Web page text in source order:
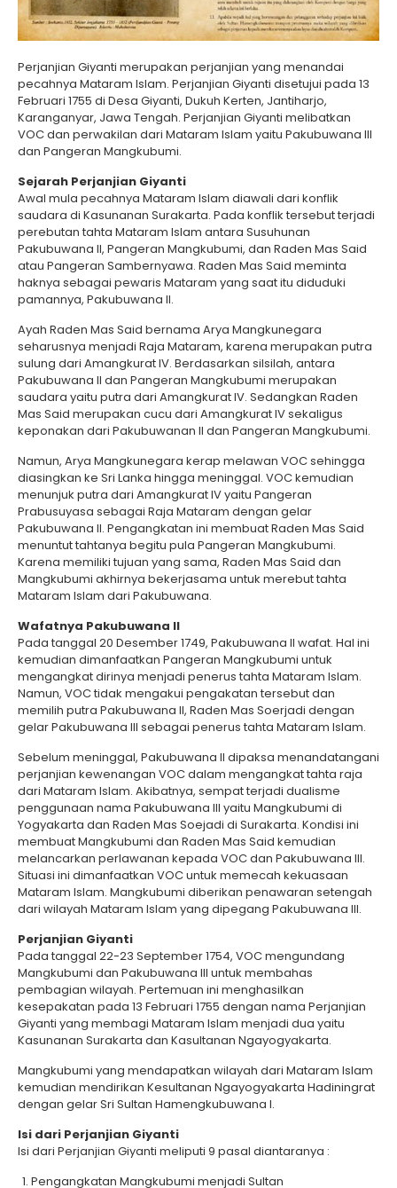
Perjanjian Giyanti merupakan perjanjian yang menandai
pecahnya Mataram Islam. Perjanjian Giyanti disetujui pada 13
Februari 1755 di Desa Giyanti, Dukuh Kerten, Jantiharjo,
Karanganyar, Jawa Tengah. Perjanjian Giyanti melibatkan
VOC dan perwakilan dari Mataram Islam yaitu Pakubuwana III
dan Pangeran Mangkubumi.
Sejarah Perjanjian Giyanti
Awal mula pecahnya Mataram Islam diawali dari konflik
saudara di Kasunanan Surakarta. Pada konflik tersebut terjadi
perebutan tahta Mataram Islam antara Susuhunan
Pakubuwana II, Pangeran Mangkubumi, dan Raden Mas Said
atau Pangeran Sambernyawa. Raden Mas Said meminta
haknya sebagai pewaris Mataram yang saat itu diduduki
pamannya, Pakubuwana II.
Ayah Raden Mas Said bernama Arya Mangkunegara
seharusnya menjadi Raja Mataram, karena merupakan putra
sulung dari Amangkurat IV. Berdasarkan silsilah, antara
Pakubuwana II dan Pangeran Mangkubumi merupakan
saudara yaitu putra dari Amangkurat IV. Sedangkan Raden
Mas Said merupakan cucu dari Amangkurat IV sekaligus
keponakan dari Pakubuwanan II dan Pangeran Mangkubumi.
Namun, Arya Mangkunegara kerap melawan VOC sehingga
diasingkan ke Sri Lanka hingga meninggal. VOC kemudian
menunjuk putra dari Amangkurat IV yaitu Pangeran
Prabusuyasa sebagai Raja Mataram dengan gelar
Pakubuwana II. Pengangkatan ini membuat Raden Mas Said
menuntut tahtanya begitu pula Pangeran Mangkubumi.
Karena memiliki tujuan yang sama, Raden Mas Said dan
Mangkubumi akhirnya bekerjasama untuk merebut tahta
Mataram Islam dari Pakubuwana.
Wafatnya Pakubuwana II
Pada tanggal 20 Desember 1749, Pakubuwana II wafat. Hal ini
kemudian dimanfaatkan Pangeran Mangkubumi untuk
mengangkat dirinya menjadi penerus tahta Mataram Islam.
Namun, VOC tidak mengakui pengakatan tersebut dan
memilih putra Pakubuwana II, Raden Mas Soerjadi dengan
gelar Pakubuwana III sebagai penerus tahta Mataram Islam.
Sebelum meninggal, Pakubuwana II dipaksa menandatangani
perjanjian kewenangan VOC dalam mengangkat tahta raja
dari Mataram Islam. Akibatnya, sempat terjadi dualisme
penggunaan nama Pakubuwana III yaitu Mangkubumi di
Yogyakarta dan Raden Mas Soejadi di Surakarta. Kondisi ini
membuat Mangkubumi dan Raden Mas Said kemudian
melancarkan perlawanan kepada VOC dan Pakubuwana III.
Situasi ini dimanfaatkan VOC untuk memecah kekuasaan
Mataram Islam. Mangkubumi diberikan penawaran setengah
dari wilayah Mataram Islam yang dipegang Pakubuwana III.
Perjanjian Giyanti
Pada tanggal 22-23 September 1754, VOC mengundang
Mangkubumi dan Pakubuwana III untuk membahas
pembagian wilayah. Pertemuan ini menghasilkan
kesepakatan pada 13 Februari 1755 dengan nama Perjanjian
Giyanti yang membagi Mataram Islam menjadi dua yaitu
Kasunanan Surakarta dan Kasultanan Ngayogyakarta.
Mangkubumi yang mendapatkan wilayah dari Mataram Islam
kemudian mendirikan Kesultanan Ngayogyakarta Hadiningrat
dengan gelar Sri Sultan Hamengkubuwana I.
Isi dari Perjanjian Giyanti
Isi dari Perjanjian Giyanti meliputi 9 pasal diantaranya :
Pengangkatan Mangkubumi menjadi Sultan